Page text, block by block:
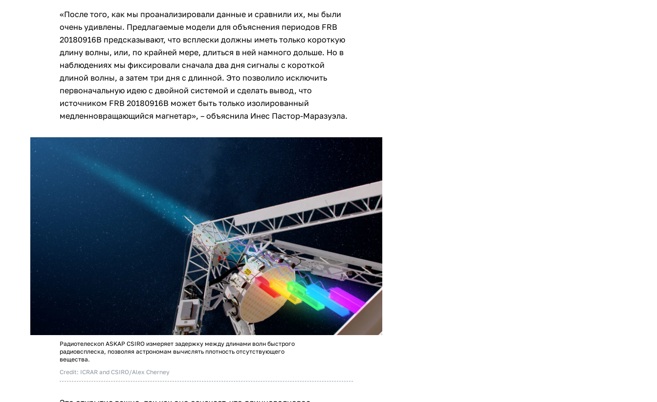
«После того, как мы проанализировали данные и сравнили их, мы были
очень удивлены. Предлагаемые модели для объяснения периодов FRB
20180916B предсказывают, что всплески должны иметь только короткую
длину волны, или, по крайней мере, длиться в ней намного дольше. Но в
наблюдениях мы фиксировали сначала два дня сигналы с короткой
длиной волны, а затем три дня с длинной. Это позволило исключить
первоначальную идею с двойной системой и сделать вывод, что
источником FRB 20180916B может быть только изолированный
медленновращающийся магнетар», – объяснила Инес Пастор-Маразуэла.
Радиотелескоп ASKAP CSIRO измеряет задержку между длинами волн быстрого
радиовсплеска, позволяя астрономам вычислять плотность отсутствующего
вещества.
Credit: ICRAR and CSIRO/Alex Cherney